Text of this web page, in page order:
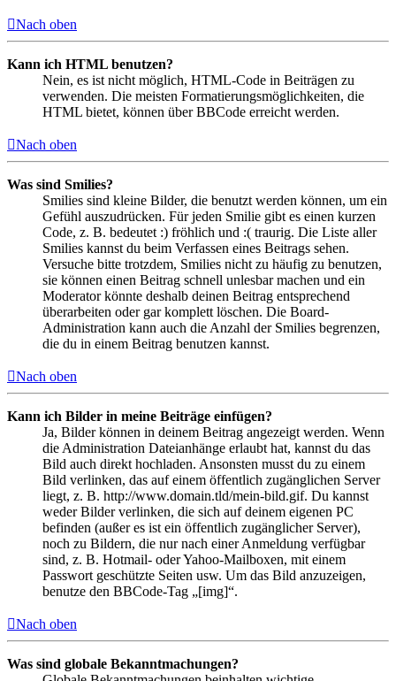
Nach oben
Kann ich HTML benutzen?
Nein, es ist nicht möglich, HTML-Code in Beiträgen zu
verwenden. Die meisten Formatierungsmöglichkeiten, die
HTML bietet, können über BBCode erreicht werden.
Nach oben
Was sind Smilies?
Smilies sind kleine Bilder, die benutzt werden können, um ein
Gefühl auszudrücken. Für jeden Smilie gibt es einen kurzen
Code, z. B. bedeutet :) fröhlich und :( traurig. Die Liste aller
Smilies kannst du beim Verfassen eines Beitrags sehen.
Versuche bitte trotzdem, Smilies nicht zu häufig zu benutzen,
sie können einen Beitrag schnell unlesbar machen und ein
Moderator könnte deshalb deinen Beitrag entsprechend
überarbeiten oder gar komplett löschen. Die Board-
Administration kann auch die Anzahl der Smilies begrenzen,
die du in einem Beitrag benutzen kannst.
Nach oben
Kann ich Bilder in meine Beiträge einfügen?
Ja, Bilder können in deinem Beitrag angezeigt werden. Wenn
die Administration Dateianhänge erlaubt hat, kannst du das
Bild auch direkt hochladen. Ansonsten musst du zu einem
Bild verlinken, das auf einem öffentlich zugänglichen Server
liegt, z. B. http://www.domain.tld/mein-bild.gif. Du kannst
weder Bilder verlinken, die sich auf deinem eigenen PC
befinden (außer es ist ein öffentlich zugänglicher Server),
noch zu Bildern, die nur nach einer Anmeldung verfügbar
sind, z. B. Hotmail- oder Yahoo-Mailboxen, mit einem
Passwort geschützte Seiten usw. Um das Bild anzuzeigen,
benutze den BBCode-Tag „[img]“.
Nach oben
Was sind globale Bekanntmachungen?